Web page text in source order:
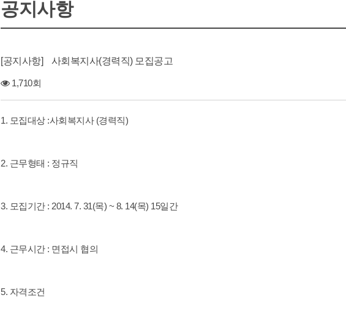
공지사항
공지사항 사회복지사(경력직) 모집공고
1,710회
1. 모집대상 :사회복지사 (경력직)
2. 근무형태 : 정규직
3. 모집기간 : 2014. 7. 31(목) ~ 8. 14(목) 15일간
4. 근무시간 : 면접시 협의
5. 자격조건